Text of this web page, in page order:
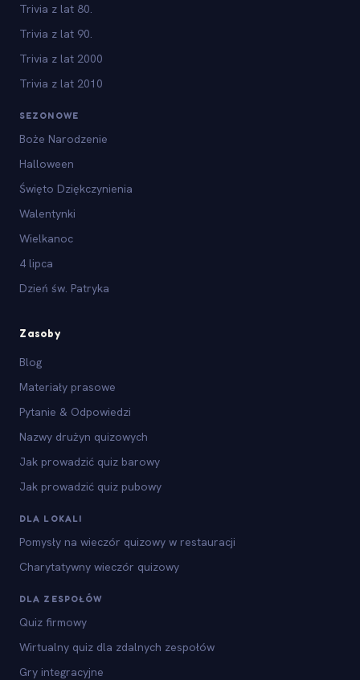
Trivia z lat 80.
Trivia z lat 90.
Trivia z lat 2000
Trivia z lat 2010
SEZONOWE
Boże Narodzenie
Halloween
Święto Dziękczynienia
Walentynki
Wielkanoc
4 lipca
Dzień św. Patryka
Zasoby
Blog
Materiały prasowe
Pytanie & Odpowiedzi
Nazwy drużyn quizowych
Jak prowadzić quiz barowy
Jak prowadzić quiz pubowy
DLA LOKALI
Pomysły na wieczór quizowy w restauracji
Charytatywny wieczór quizowy
DLA ZESPOŁÓW
Quiz firmowy
Wirtualny quiz dla zdalnych zespołów
Gry integracyjne